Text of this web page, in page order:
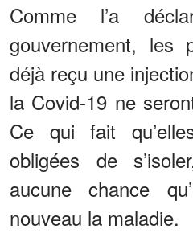
Comme l’a
gouvernement, les
déjà reçu une
la Covid-19 ne
Ce qui fait
obligées de
aucune chance
nouveau la maladie.